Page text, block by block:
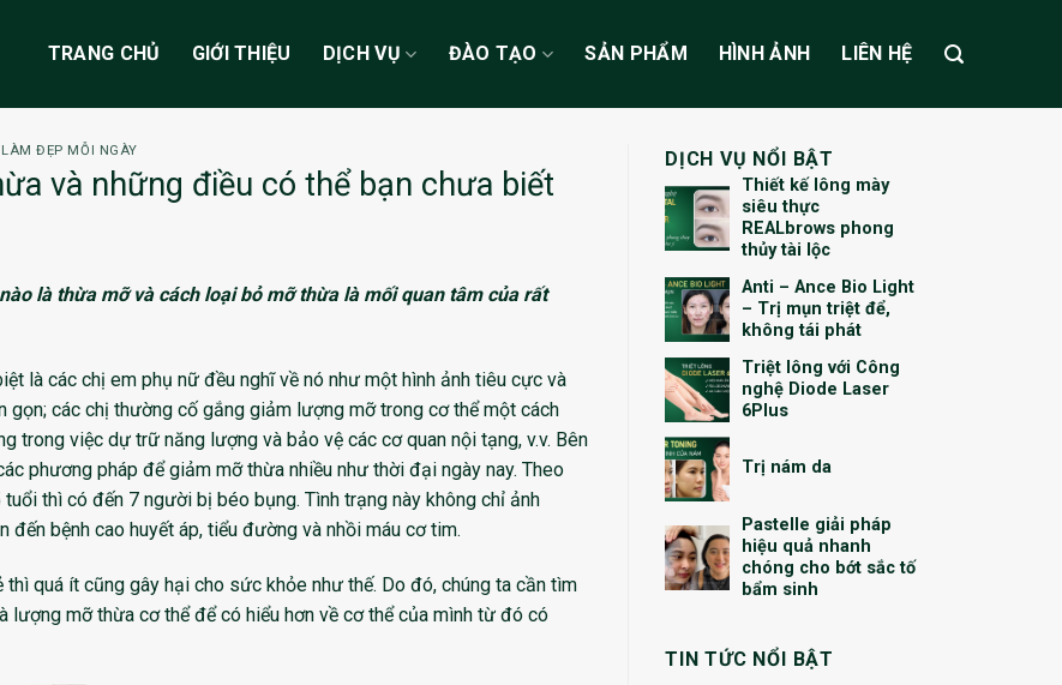
TRANG CHỦ GIỚI THIỆU DỊCH VỤ ĐÀO TẠO SẢN PHẨM HÌNH ẢNH LIÊN HỆ
LÀM ĐẸP MỖI NGÀY
và những điều có thể bạn chưa biết
là thừa mỡ và cách loại bỏ mỡ thừa là mối quan tâm của rất
là các chị em phụ nữ đều nghĩ về nó như một hình ảnh tiêu cực và
các chị thường cố gắng giảm lượng mỡ trong cơ thể một cách
trong việc dự trữ năng lượng và bảo vệ các cơ quan nội tạng, v.v. Bên
phương pháp để giảm mỡ thừa nhiều như thời đại ngày nay. Theo
thì có đến 7 người bị béo bụng. Tình trạng này không chỉ ảnh
bệnh cao huyết áp, tiểu đường và nhồi máu cơ tim.
quá ít cũng gây hại cho sức khỏe như thế. Do đó, chúng ta cần tìm
mỡ thừa cơ thể để có hiểu hơn về cơ thể của mình từ đó có
DỊCH VỤ NỔI BẬT
Thiết kế lông mày
siêu thực
REALbrows phong
thủy tài lộc
Anti – Ance Bio Light
– Trị mụn triệt để,
không tái phát
Triệt lông với Công
nghệ Diode Laser
6Plus
Trị nám da
Pastelle giải pháp
hiệu quả nhanh
chóng cho bớt sắc tố
bẩm sinh
TIN TỨC NỔI BẬT